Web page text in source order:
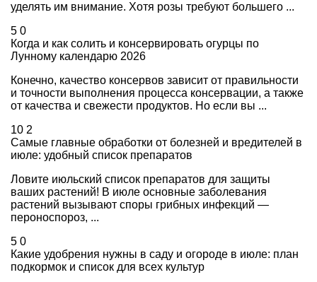
уделять им внимание. Хотя розы требуют большего ...
5 0
Когда и как солить и консервировать огурцы по
Лунному календарю 2026
Конечно, качество консервов зависит от правильности
и точности выполнения процесса консервации, а также
от качества и свежести продуктов. Но если вы ...
10 2
Самые главные обработки от болезней и вредителей в
июле: удобный список препаратов
Ловите июльский список препаратов для защиты
ваших растений! В июле основные заболевания
растений вызывают споры грибных инфекций —
пероноспороз, ...
5 0
Какие удобрения нужны в саду и огороде в июле: план
подкормок и список для всех культур